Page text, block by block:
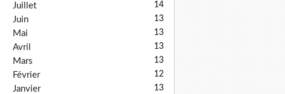
Juillet 14
Juin 13
Mai 13
Avril 13
Mars 13
Février 12
Janvier 13